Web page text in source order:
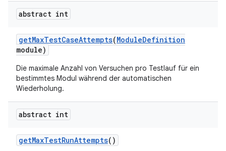
abstract int
getMaxTestCaseAttempts(ModuleDefinition
module)
Die maximale Anzahl von Versuchen pro Testlauf für ein
bestimmtes Modul während der automatischen
Wiederholung.
abstract int
getMaxTestRunAttempts()